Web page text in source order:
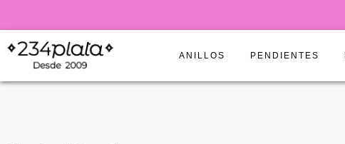
ANILLOS PENDIENTES